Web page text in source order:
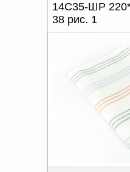
14С35-ШР
38 рис. 1